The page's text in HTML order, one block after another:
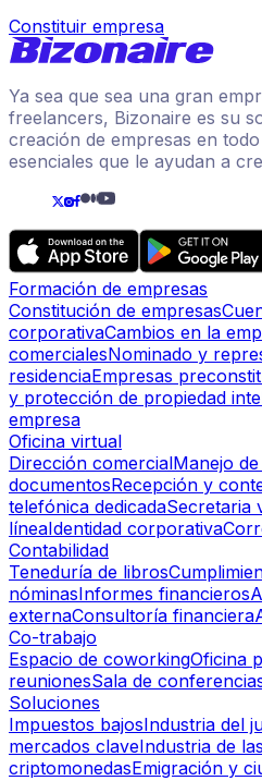
Constituir empresa
Ya sea que sea una gran
freelancers, Bizonaire es su
creación de empresas en
esenciales que le ayudan a
Formación de empresas
Constitución de empresas
corporativaCambios en la
comercialesNominado y
residenciaEmpresas
y protección de propiedad
empresa
Oficina virtual
Dirección comercialManejo
documentosRecepción y
telefónica dedicadaSecretaria
líneaIdentidad corporativa
Contabilidad
Teneduría de libros
nóminasInformes financieros
externaConsultoría financiera
Co-trabajo
Espacio de coworkingOficina
reunionesSala de
Soluciones
Impuestos bajosIndustria del
mercados claveIndustria de las
criptomonedasEmigración y